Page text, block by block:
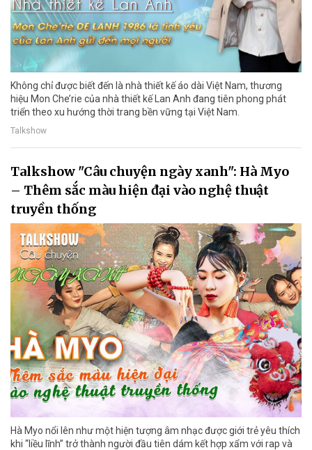
Không chỉ được biết đến là nhà thiết kế áo dài Việt Nam, thương
hiệu Mon Che’rie của nhà thiết kế Lan Anh đang tiên phong phát
triển theo xu hướng thời trang bền vững tại Việt Nam.
Talkshow
Talkshow "Câu chuyện ngày xanh": Hà Myo
– Thêm sắc màu hiện đại vào nghệ thuật
truyền thống
Hà Myo nổi lên như một hiện tượng âm nhạc được giới trẻ yêu thích
khi “liều lĩnh” trở thành người đầu tiên dám kết hợp xẩm với rap và